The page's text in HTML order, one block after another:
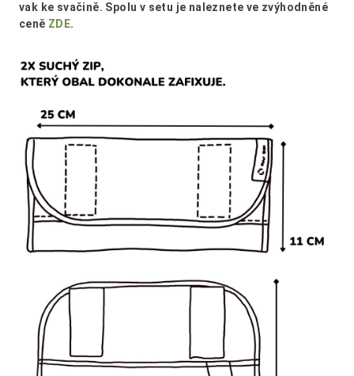
vak ke svačině. Spolu v setu je naleznete ve zvýhodněné
ceně ZDE.